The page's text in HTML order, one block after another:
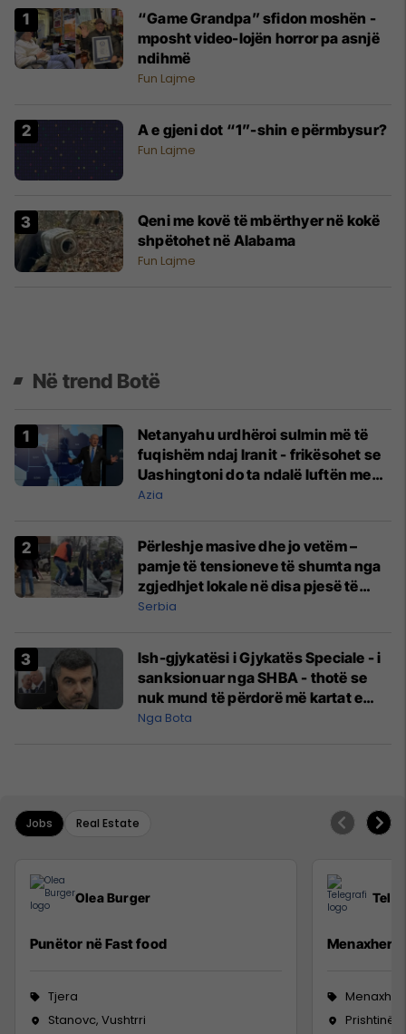
“Game Grandpa” sfidon moshën -
mposht video-lojën horror pa asnjë
ndihmë
Fun Lajme
A e gjeni dot “1”-shin e përmbysur?
Fun Lajme
Qeni me kovë të mbërthyer në kokë
shpëtohet në Alabama
Fun Lajme
Në trend Botë
Netanyahu urdhëroi sulmin më të
fuqishëm ndaj Iranit - frikësohet se
Uashingtoni do ta ndalë luftën me
Teheranin
Azia
Përleshje masive dhe jo vetëm –
pamje të tensioneve të shumta nga
zgjedhjet lokale në disa pjesë të
Serbisë
Serbia
Ish-gjykatësi i Gjykatës Speciale - i
sanksionuar nga SHBA - thotë se
nuk mund të përdorë më kartat e
kreditit e as të porositë gjëra në
Nga Bota
Jobs Real Estate
Olea Burger
Punëtor në Fast food
Tjera
Stanovc, Vushtrri
Menaxher/
Prishtinë